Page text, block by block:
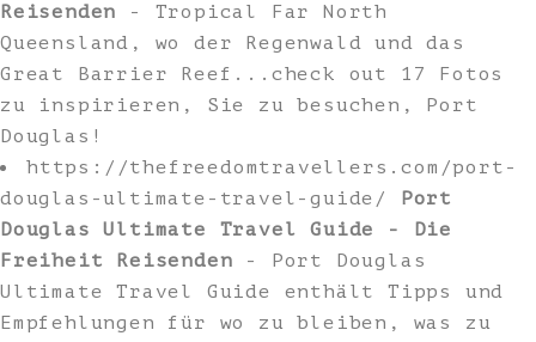
Reisenden - Tropical Far North
Queensland, wo der Regenwald und das
Great Barrier Reef...check out 17 Fotos
zu inspirieren, Sie zu besuchen, Port
Douglas!
https://thefreedomtravellers.com/port-
douglas-ultimate-travel-guide/
Port
Douglas Ultimate Travel Guide - Die
Freiheit Reisenden - Port Douglas
Ultimate Travel Guide enthält Tipps und
Empfehlungen für wo zu bleiben, was zu